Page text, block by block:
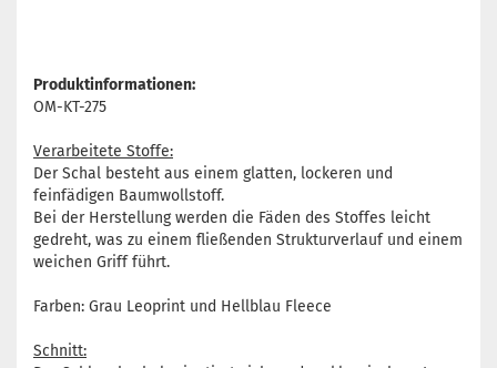
Produktinformationen:
OM-KT-275
Verarbeitete Stoffe:
Der Schal besteht aus einem glatten, lockeren und
feinfädigen Baumwollstoff.
Bei der Herstellung werden die Fäden des Stoffes leicht
gedreht, was zu einem fließenden Strukturverlauf und einem
weichen Griff führt.
Farben: Grau Leoprint und Hellblau Fleece
Schnitt: